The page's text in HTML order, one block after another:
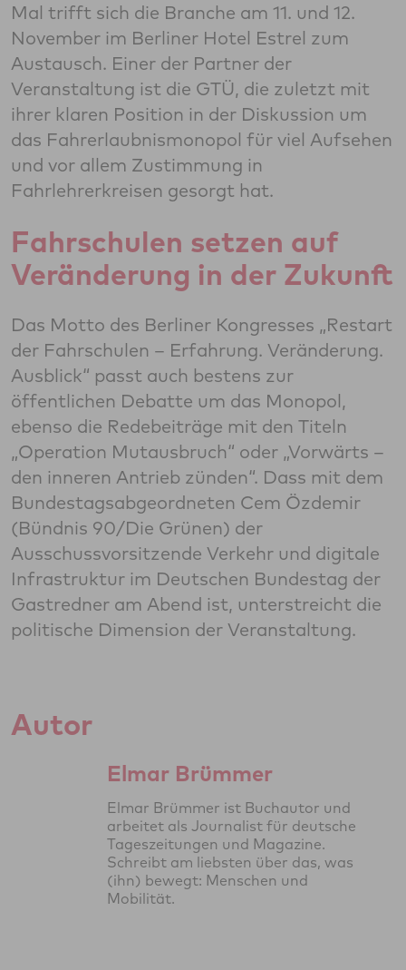
Mal trifft sich die Branche am 11. und 12.
November im Berliner Hotel Estrel zum
Austausch. Einer der Partner der
Veranstaltung ist die GTÜ, die zuletzt mit
ihrer klaren Position in der Diskussion um
das Fahrerlaubnismonopol für viel Aufsehen
und vor allem Zustimmung in
Fahrlehrerkreisen gesorgt hat.
Fahrschulen setzen auf
Veränderung in der Zukunft
Das Motto des Berliner Kongresses „Restart
der Fahrschulen – Erfahrung. Veränderung.
Ausblick“ passt auch bestens zur
öffentlichen Debatte um das Monopol,
ebenso die Redebeiträge mit den Titeln
„Operation Mutausbruch“ oder „Vorwärts –
den inneren Antrieb zünden“. Dass mit dem
Bundestagsabgeordneten Cem Özdemir
(Bündnis 90/Die Grünen) der
Ausschussvorsitzende Verkehr und digitale
Infrastruktur im Deutschen Bundestag der
Gastredner am Abend ist, unterstreicht die
politische Dimension der Veranstaltung.
Autor
Elmar Brümmer
Elmar Brümmer ist Buchautor und
arbeitet als Journalist für deutsche
Tageszeitungen und Magazine.
Schreibt am liebsten über das, was
(ihn) bewegt: Menschen und
Mobilität.